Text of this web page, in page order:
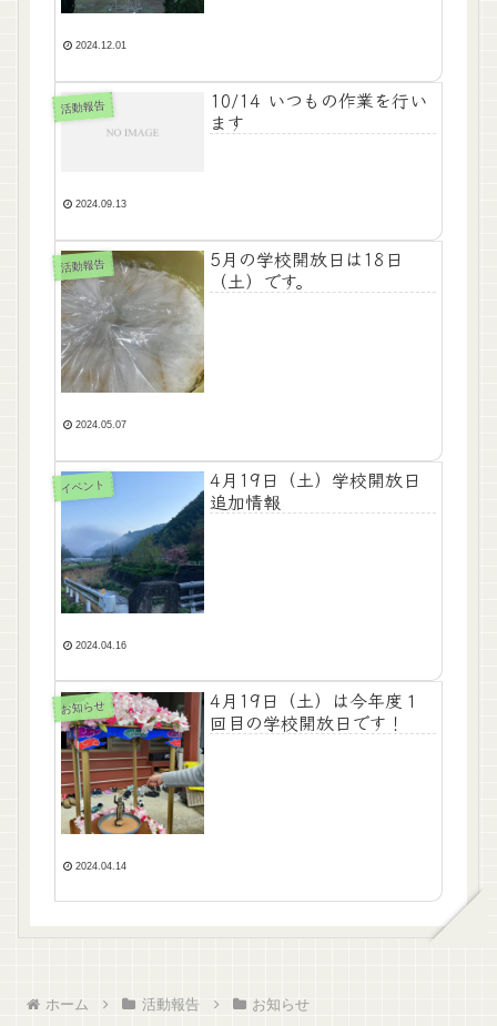
2024.12.01
活動報告
10/14 いつもの作業を行い
ます
2024.09.13
活動報告
5月の学校開放日は18日
（土）です。
2024.05.07
イベント
4月19日（土）学校開放日
追加情報
2024.04.16
お知らせ
4月19日（土）は今年度１
回目の学校開放日です！
2024.04.14
ホーム 活動報告 お知らせ